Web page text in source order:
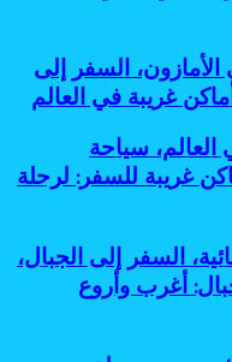
السفر إلى
غريبة في العالم
سياحة
غريبة للسفر: لرحلة
السفر إلى الجبال،
أغرب وأروع